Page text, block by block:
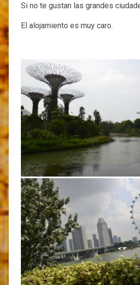
Si no te gustan las grandes
El alojamiento es muy caro.